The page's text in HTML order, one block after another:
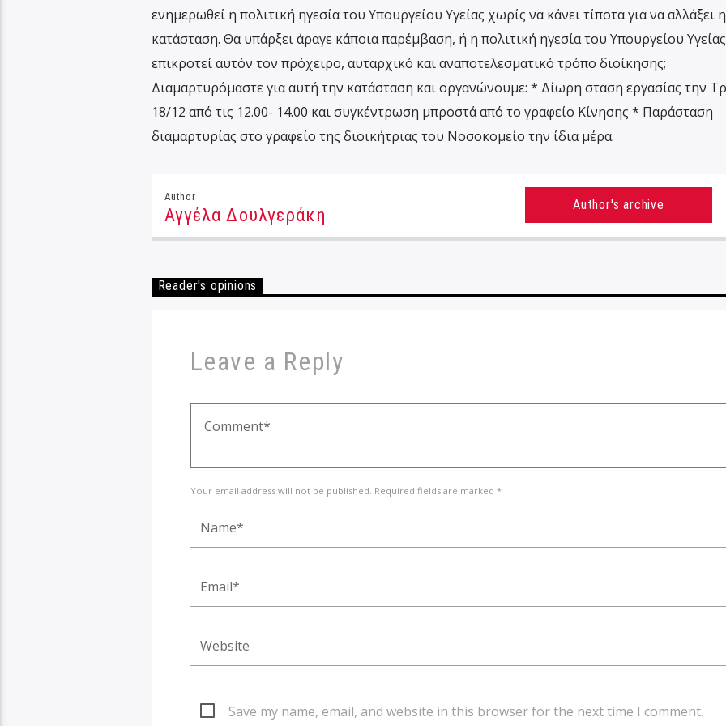
ενημερωθεί η πολιτική ηγεσία του Υπουργείου Υγείας χωρίς να κάνει τίποτα για να αλλάξει η
κατάσταση. Θα υπάρξει άραγε κάποια παρέμβαση, ή η πολιτική ηγεσία του Υπουργείου Υγείας
επικροτεί αυτόν τον πρόχειρο, αυταρχικό και αναποτελεσματικό τρόπο διοίκησης;
Διαμαρτυρόμαστε για αυτή την κατάσταση και οργανώνουμε: * Δίωρη σταση εργασίας την
18/12 από τις 12.00- 14.00 και συγκέντρωση μπροστά από το γραφείο Κίνησης * Παράσταση
διαμαρτυρίας στο γραφείο της διοικήτριας του Νοσοκομείο την ίδια μέρα.
Author
Αγγέλα Δουλγεράκη Author's archive
Reader's opinions
Leave a Reply
Your email address will not be published. Required fields are marked *
Save my name, email, and website in this browser for the next time I comment.